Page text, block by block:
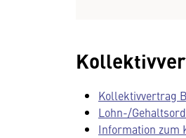
Kollektivvertrag
Lohn-/
Information zum